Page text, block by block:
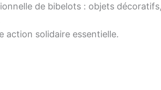
de bibelots : objets
action solidaire essentielle.